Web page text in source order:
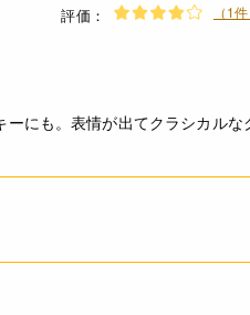
評価： （1件
にも。表情が出てクラシカルな